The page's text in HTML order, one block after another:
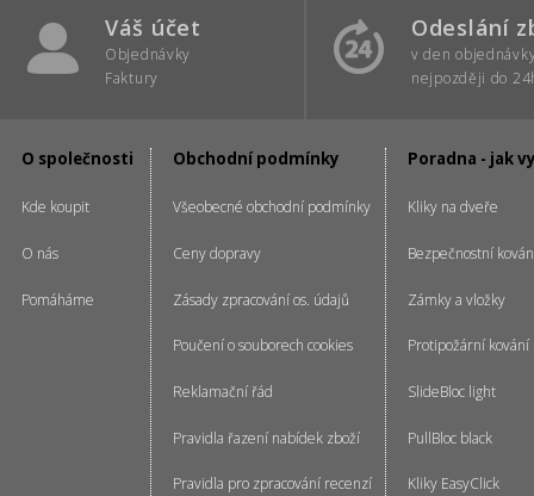
Váš účet
Objednávky
Faktury
Odeslání
v den
nejpozději do
O společnosti
Kde koupit
O nás
Pomáháme
Obchodní podmínky
Všeobecné obchodní podmínky
Ceny dopravy
Zásady zpracování os. údajů
Poučení o souborech cookies
Reklamační řád
Pravidla řazení nabídek zboží
Pravidla pro zpracování recenzí
Poradna - jak
Kliky na dveře
Bezpečnostní
Zámky a vložky
Protipožární kování
SlideBloc light
PullBloc black
Kliky EasyClick